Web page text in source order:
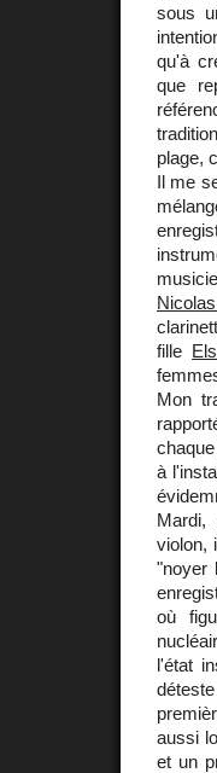
sous
qu'à
que
plage,
Il me
fille
Mon
à
Mardi,
violon,
"noyer
où
l'état
aussi
et un